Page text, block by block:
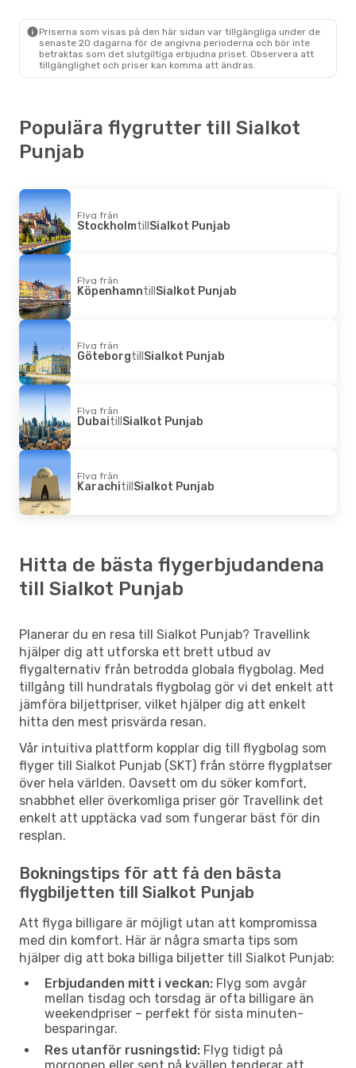
Priserna som visas på den här sidan var tillgängliga under de
senaste 20 dagarna för de angivna perioderna och bör inte
betraktas som det slutgiltiga erbjudna priset. Observera att
tillgänglighet och priser kan komma att ändras.
Populära flygrutter till Sialkot
Punjab
Flyg från
StockholmtillSialkot Punjab
Flyg från
KöpenhamntillSialkot Punjab
Flyg från
GöteborgtillSialkot Punjab
Flyg från
DubaitillSialkot Punjab
Flyg från
KarachitillSialkot Punjab
Hitta de bästa flygerbjudandena
till Sialkot Punjab
Planerar du en resa till Sialkot Punjab? Travellink
hjälper dig att utforska ett brett utbud av
flygalternativ från betrodda globala flygbolag. Med
tillgång till hundratals flygbolag gör vi det enkelt att
jämföra biljettpriser, vilket hjälper dig att enkelt
hitta den mest prisvärda resan.
Vår intuitiva plattform kopplar dig till flygbolag som
flyger till Sialkot Punjab (SKT) från större flygplatser
över hela världen. Oavsett om du söker komfort,
snabbhet eller överkomliga priser gör Travellink det
enkelt att upptäcka vad som fungerar bäst för din
resplan.
Bokningstips för att få den bästa
flygbiljetten till Sialkot Punjab
Att flyga billigare är möjligt utan att kompromissa
med din komfort. Här är några smarta tips som
hjälper dig att boka billiga biljetter till Sialkot Punjab:
Erbjudanden mitt i veckan: Flyg som avgår
mellan tisdag och torsdag är ofta billigare än
weekendpriser – perfekt för sista minuten-
besparingar.
Res utanför rusningstid: Flyg tidigt på